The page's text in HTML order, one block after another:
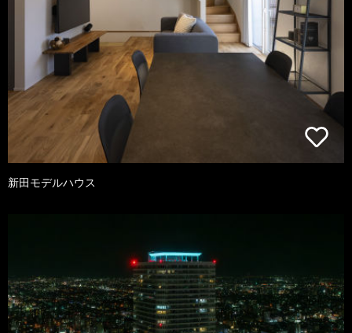
新田モデルハウス